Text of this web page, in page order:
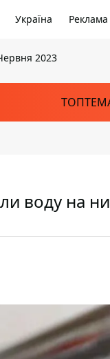
Україна Реклама
2023
воду на